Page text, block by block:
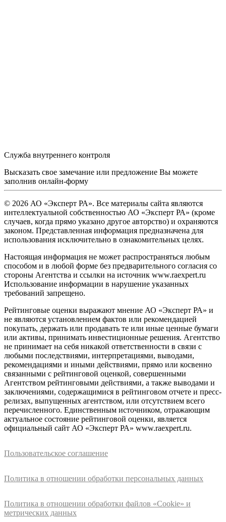
Служба внутреннего контроля
Высказать свое замечание или предложение Вы можете
заполнив онлайн-форму
© 2026 АО «Эксперт РА». Все материалы сайта являются
интеллектуальной собственностью АО «Эксперт РА» (кроме
случаев, когда прямо указано другое авторство) и охраняются
законом. Представленная информация предназначена для
использования исключительно в ознакомительных целях.
Настоящая информация не может распространяться любым
способом и в любой форме без предварительного согласия со
стороны Агентства и ссылки на источник www.raexpert.ru
Использование информации в нарушение указанных
требований запрещено.
Рейтинговые оценки выражают мнение АО «Эксперт РА» и
не являются установлением фактов или рекомендацией
покупать, держать или продавать те или иные ценные бумаги
или активы, принимать инвестиционные решения. Агентство
не принимает на себя никакой ответственности в связи с
любыми последствиями, интерпретациями, выводами,
рекомендациями и иными действиями, прямо или косвенно
связанными с рейтинговой оценкой, совершенными
Агентством рейтинговыми действиями, а также выводами и
заключениями, содержащимися в рейтинговом отчете и пресс-
релизах, выпущенных агентством, или отсутствием всего
перечисленного. Единственным источником, отражающим
актуальное состояние рейтинговой оценки, является
официальный сайт АО «Эксперт РА» www.raexpert.ru.
Пользовательское соглашение
Политика в отношении обработки персональных данных
Политика в отношении обработки файлов «Cookie» и
метрических данных